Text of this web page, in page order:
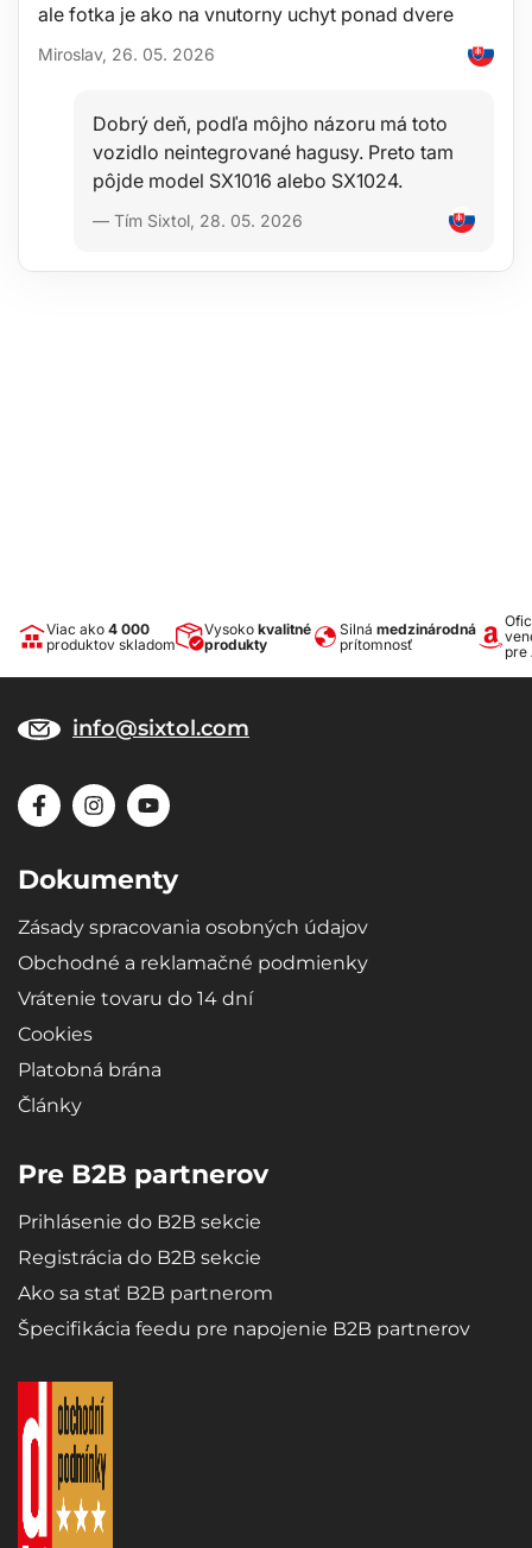
ale fotka je ako na vnutorny uchyt ponad dvere
Miroslav, 26. 05. 2026
Dobrý deň, podľa môjho názoru má toto
vozidlo neintegrované hagusy. Preto tam
pôjde model SX1016 alebo SX1024.
— Tím Sixtol, 28. 05. 2026
Viac ako 4 000
produktov skladom
Vysoko kvalitné
produkty
Silná medzinárodná
prítomnosť
pre
info@sixtol.com
Dokumenty
Zásady spracovania osobných údajov
Obchodné a reklamačné podmienky
Vrátenie tovaru do 14 dní
Cookies
Platobná brána
Články
Pre B2B partnerov
Prihlásenie do B2B sekcie
Registrácia do B2B sekcie
Ako sa stať B2B partnerom
Špecifikácia feedu pre napojenie B2B partnerov